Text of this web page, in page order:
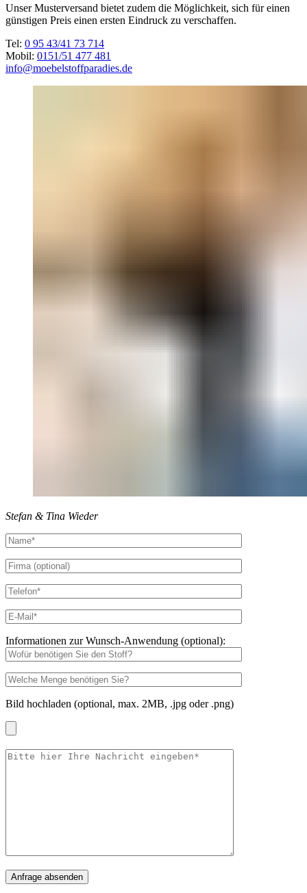
Unser Musterversand bietet zudem die Möglichkeit, sich für einen
günstigen Preis einen ersten Eindruck zu verschaffen.
Tel: 0 95 43/41 73 714
Mobil: 0151/51 477 481
info@moebelstoffparadies.de
Stefan & Tina Wieder
Informationen zur Wunsch-Anwendung (optional):
Bild hochladen (optional, max. 2MB, .jpg oder .png)